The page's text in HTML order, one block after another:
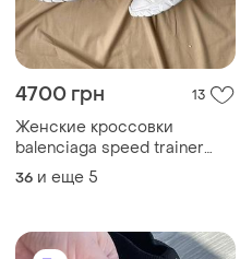
4700 грн 13
Женские кроссовки
balenciaga speed trainer
женккие кроссовки
баленсиаги
36 и еще 5